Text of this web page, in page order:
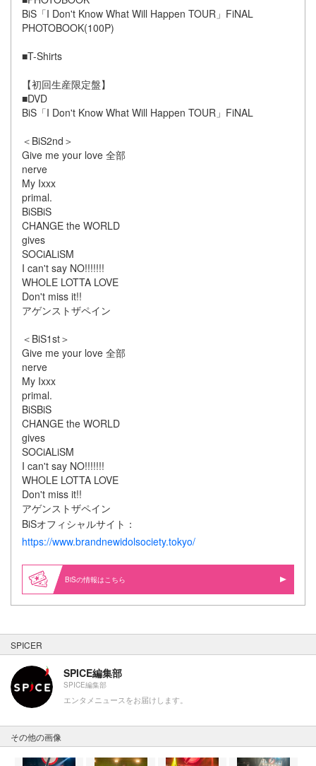
BiS「I Don't Know What Will Happen TOUR」FiNAL
PHOTOBOOK(100P)
■T-Shirts
【初回生産限定盤】
■DVD
BiS「I Don't Know What Will Happen TOUR」FiNAL
＜BiS2nd＞
Give me your love 全部
nerve
My Ixxx
primal.
BiSBiS
CHANGE the WORLD
gives
SOCiALiSM
I can't say NO!!!!!!!
WHOLE LOTTA LOVE
Don't miss it!!
アゲンストザペイン
＜BiS1st＞
Give me your love 全部
nerve
My Ixxx
primal.
BiSBiS
CHANGE the WORLD
gives
SOCiALiSM
I can't say NO!!!!!!!
WHOLE LOTTA LOVE
Don't miss it!!
アゲンストザペイン
BiSオフィシャルサイト：
https://www.brandnewidolsociety.tokyo/
BiSの情報はこちら
SPICER
SPICE編集部
SPICE編集部
エンタメニュースをお届けします。
その他の画像